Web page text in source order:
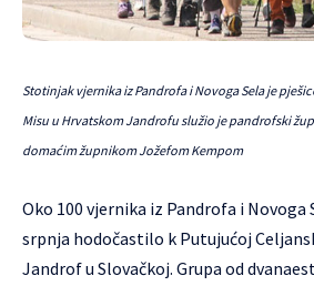
Stotinjak vjernika iz Pandrofa i Novoga Sela je
Misu u Hrvatskom Jandrofu služio je pandrofski
domaćim župnikom Jožefom Kempom
Oko 100 vjernika iz Pandrofa i Novoga
srpnja hodočastilo k Putujućoj
Jandrof u Slovačkoj. Grupa od